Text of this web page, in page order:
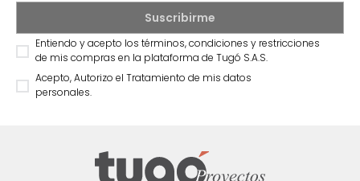
Entiendo y acepto los términos, condiciones y restricciones
de mis compras en la plataforma de Tugó S.A.S.
Acepto, Autorizo el Tratamiento de mis datos
personales.